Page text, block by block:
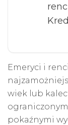
Emeryci i
wiek lub
pokaźnymi